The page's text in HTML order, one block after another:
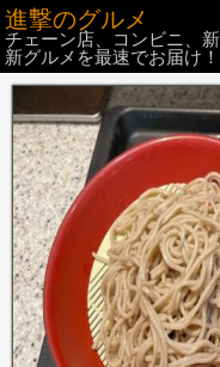
進撃のグルメ
チェーン店、コンビニ、
新グルメを最速でお届け！